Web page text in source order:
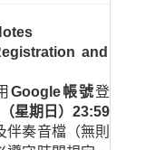
and
Google帳號登
星期日）23:59
伴奏音檔（無則